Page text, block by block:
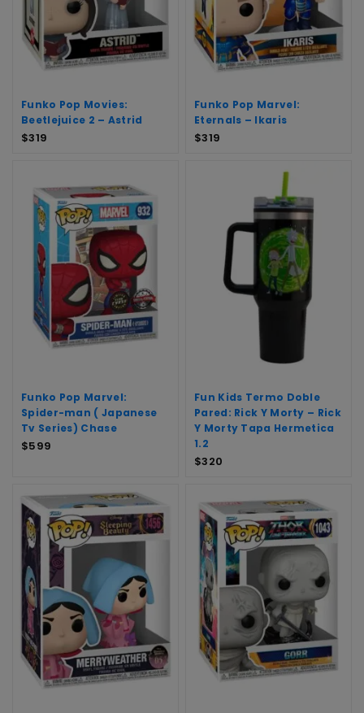
Funko Pop Movies:
Beetlejuice 2 – Astrid
$319
Funko Pop Marvel:
Eternals – Ikaris
$319
Funko Pop Marvel:
Spider-man ( Japanese
Tv Series) Chase
$599
Fun Kids Termo Doble
Pared: Rick Y Morty – Rick
Y Morty Tapa Hermetica
1.2
$320